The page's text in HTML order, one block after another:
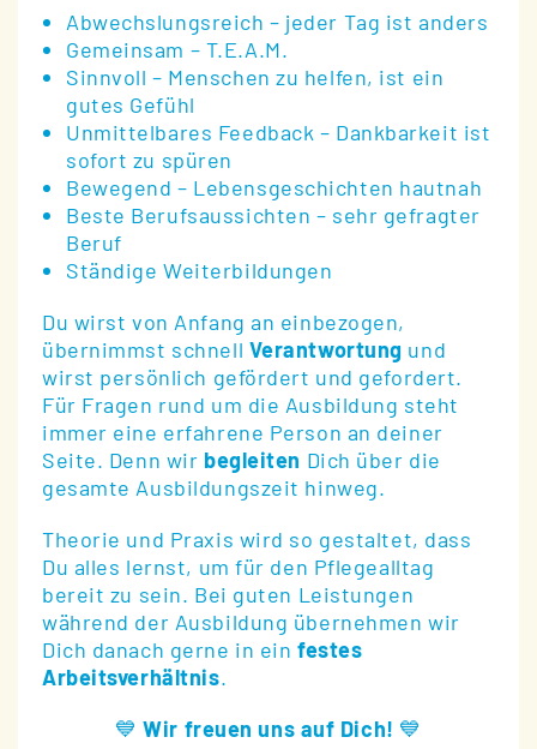
Abwechslungsreich – jeder Tag ist anders
Gemeinsam – T.E.A.M.
Sinnvoll – Menschen zu helfen, ist ein
gutes Gefühl
Unmittelbares Feedback – Dankbarkeit ist
sofort zu spüren
Bewegend – Lebensgeschichten hautnah
Beste Berufsaussichten – sehr gefragter
Beruf
Ständige Weiterbildungen
Du wirst von Anfang an einbezogen,
übernimmst schnell Verantwortung und
wirst persönlich gefördert und gefordert.
Für Fragen rund um die Ausbildung steht
immer eine erfahrene Person an deiner
Seite. Denn wir begleiten Dich über die
gesamte Ausbildungszeit hinweg.
Theorie und Praxis wird so gestaltet, dass
Du alles lernst, um für den Pflegealltag
bereit zu sein. Bei guten Leistungen
während der Ausbildung übernehmen wir
Dich danach gerne in ein festes
Arbeitsverhältnis.
💙 Wir freuen uns auf Dich! 💙